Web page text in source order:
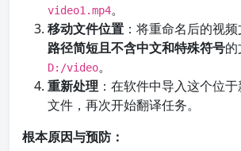
video1.mp4。
移动文件位置 ：将重命名后的视
路径简短且不含中文和特殊符号
D:/video。
重新处理 ：在软件中导入这个位
文件，再次开始翻译任务。
根本原因与预防：